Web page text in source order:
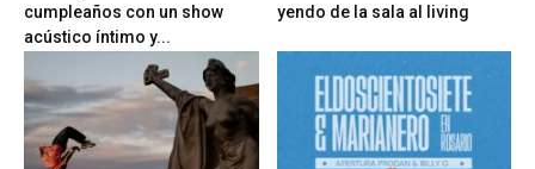
cumpleaños con un show
acústico íntimo y...
yendo de la sala al living